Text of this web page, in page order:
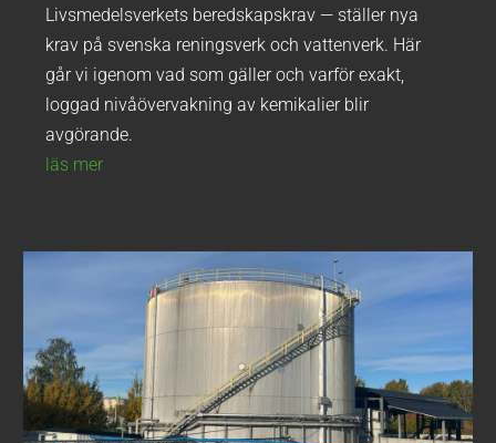
Livsmedelsverkets beredskapskrav — ställer nya
krav på svenska reningsverk och vattenverk. Här
går vi igenom vad som gäller och varför exakt,
loggad nivåövervakning av kemikalier blir
avgörande.
läs mer